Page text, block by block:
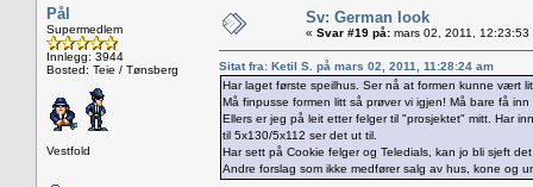
Pål
Supermedlem
Innlegg: 3944
Bosted: Teie / Tønsberg
Vestfold
Sv: German look
« Svar #19 på: mars 02, 2011, 12:23:53
Sitat fra: Ketil S. på mars 02, 2011, 11:28:24 am
Har laget første speilhus. Ser nå at formen kunne vært
Må finpusse formen litt så prøver vi igjen! Må bare få
Ellers er jeg på leit etter felger til "prosjektet" mitt. Har
til 5x130/5x112 ser det ut til.
Har sett på Cookie felger og Teledials, kan jo bli sjeft
Andre forslag som ikke medfører salg av hus, kone og